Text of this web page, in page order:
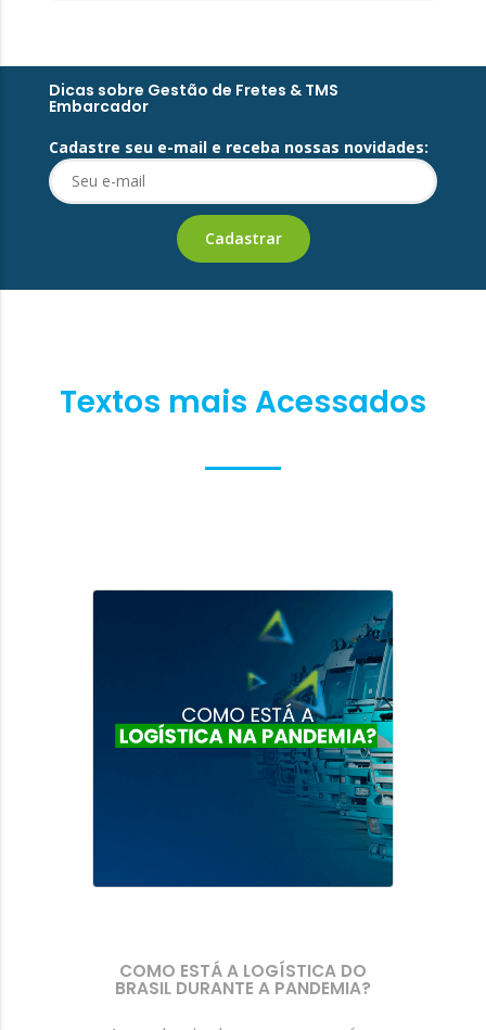
Dicas sobre Gestão de Fretes & TMS
Embarcador
Cadastre seu e-mail e receba nossas novidades:
Textos mais Acessados
COMO ESTÁ A LOGÍSTICA DO
BRASIL DURANTE A PANDEMIA?